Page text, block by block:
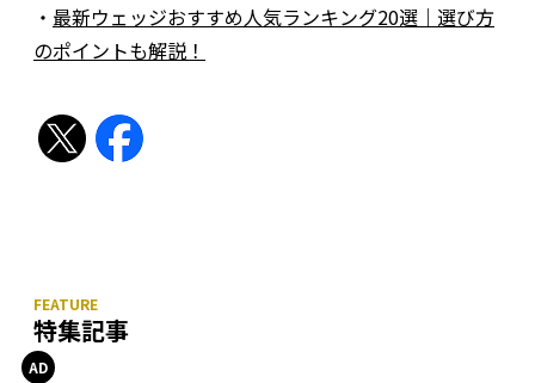
・ 最新ウェッジおすすめ人気ランキング20選｜選び方
のポイントも解説！
特集記事